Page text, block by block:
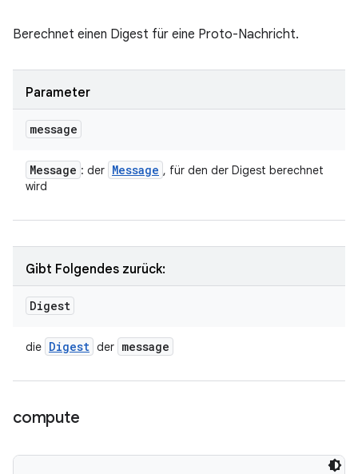
Berechnet einen Digest für eine Proto-Nachricht.
Parameter
message
Message : der Message , für den der Digest berechnet
wird
Gibt Folgendes zurück:
Digest
die Digest der message
compute